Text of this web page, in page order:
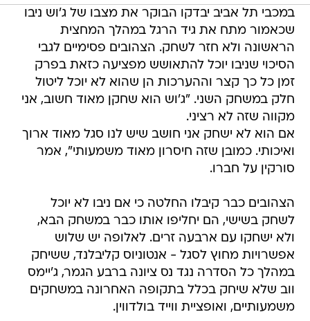
במכבי תל אביב יבדקו הבוקר את מצבו של ג'וש ניבו
שכאמור מתח את גיד הרגל במהלך המחצית
הראשונה ולא חזר לשחק. הצהובים פסימיים לגבי
הסיכוי שניבו יוכל להתאושש מפציעה כזאת בפרק
זמן כל כך קצר וההערכות הן שהוא לא יוכל ליטול
חלק במשחק השני. "ג'וש הוא שחקן מאוד חשוב, אני
מקווה שזה לא רציני.
אם הוא לא ישחק אני חושב שיש לנו סגל מאוד ארוך
ואיכותי. כמובן שזה חיסרון מאוד משמעותי", אמר
סורקין על חברו.
הצהובים כבר קיבלו החלטה כי אם ניבו לא יוכל
לשחק בשישי, הם יחליפו אותו כבר במשחק הבא,
ולא ישחקו עם ארבעה זרים. לאלופה יש שלוש
אפשרויות מחוץ לסגל - אנטוניוס קליבלנד, ששיחק
במהלך כל הסדרה נגד נס ציונה ברבע הגמר, ג'יימס
ווב שלא שיחק בכלל בתקופה האחרונה במשחקים
משמעותיים, ואופציית ווייד בולדווין.